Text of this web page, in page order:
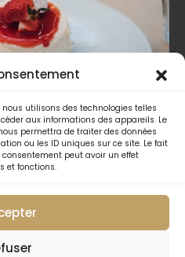
nous utilisons des technologies telles
aux informations des appareils. Le
permettra de traiter des données
ou les ID uniques sur ce site. Le fait
peut avoir un effet
et fonctions.